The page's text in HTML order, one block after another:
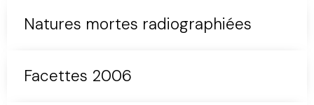
Natures mortes radiographiées
Facettes 2006